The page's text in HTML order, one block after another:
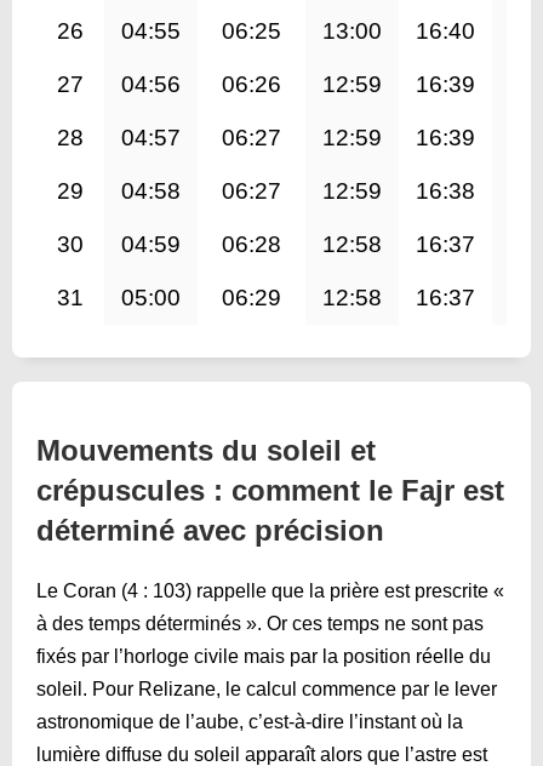
26 04:55 06:25 13:00 16:40
27 04:56 06:26 12:59 16:39
28 04:57 06:27 12:59 16:39
29 04:58 06:27 12:59 16:38
30 04:59 06:28 12:58 16:37
31 05:00 06:29 12:58 16:37
Mouvements du soleil et
crépuscules : comment le Fajr est
déterminé avec précision
Le Coran (4 : 103) rappelle que la prière est prescrite «
à des temps déterminés ». Or ces temps ne sont pas
fixés par l’horloge civile mais par la position réelle du
soleil. Pour Relizane, le calcul commence par le lever
astronomique de l’aube, c’est-à-dire l’instant où la
lumière diffuse du soleil apparaît alors que l’astre est